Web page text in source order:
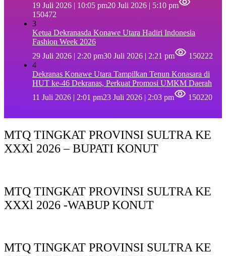
19 Juli 2026 | 10:05 pm20 Juli 2026 | 5:10 pm
150472
3
Ketua Dekranasda Konawe Utara Hadiri Indonesia
Fashion Week 2026
29 Juli 2026 | 2:20 pm30 Juli 2026 | 2:21 pm
150222
4
Dekranas Konawe Utara Tampilkan Tenun Konasara di
HUT ke-46 Dekranas, Perkuat Promosi UMKM Daerah
11 Juli 2026 | 2:01 pm23 Juli 2026 | 2:03 pm 150220
MTQ TINGKAT PROVINSI SULTRA KE
XXXl 2026 – BUPATI KONUT
MTQ TINGKAT PROVINSI SULTRA KE
XXXl 2026 -WABUP KONUT
MTQ TINGKAT PROVINSI SULTRA KE